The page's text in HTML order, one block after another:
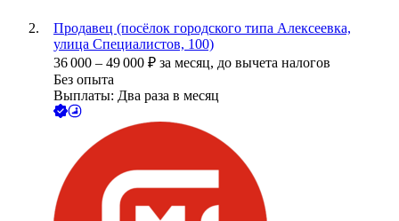
Продавец (посёлок городского типа Алексеевка,
улица Специалистов, 100)
36 000 – 49 000 ₽ за месяц, до вычета налогов
Без опыта
Выплаты: Два раза в месяц